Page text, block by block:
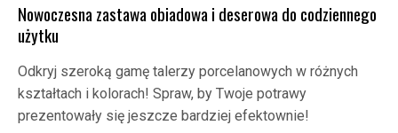
Nowoczesna zastawa obiadowa i deserowa do codziennego
użytku
Odkryj szeroką gamę talerzy porcelanowych w różnych
kształtach i kolorach! Spraw, by Twoje potrawy
prezentowały się jeszcze bardziej efektownie!